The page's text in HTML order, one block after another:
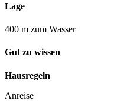
Lage
400 m zum Wasser
Gut zu wissen
Hausregeln
Anreise